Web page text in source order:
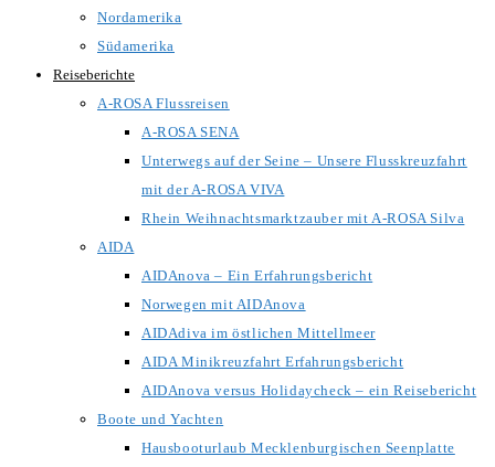
Nordamerika
Südamerika
Reiseberichte
A-ROSA Flussreisen
A-ROSA SENA
Unterwegs auf der Seine – Unsere Flusskreuzfahrt
mit der A-ROSA VIVA
Rhein Weihnachtsmarktzauber mit A-ROSA Silva
AIDA
AIDAnova – Ein Erfahrungsbericht
Norwegen mit AIDAnova
AIDAdiva im östlichen Mittellmeer
AIDA Minikreuzfahrt Erfahrungsbericht
AIDAnova versus Holidaycheck – ein Reisebericht
Boote und Yachten
Hausbooturlaub Mecklenburgischen Seenplatte